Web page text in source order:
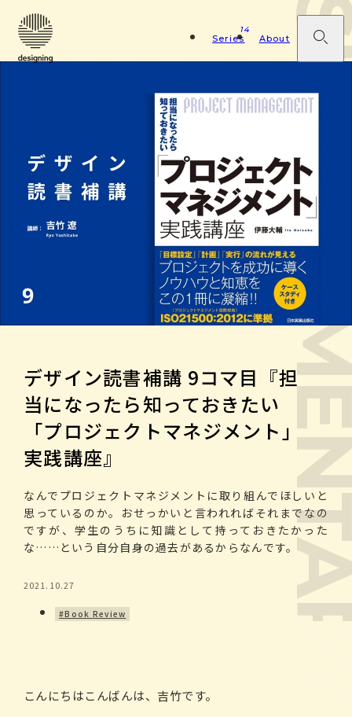
Series
14
About
デザイン読書補講 9コマ目『担
当になったら知っておきたい
「プロジェクトマネジメント」
実践講座』
なんでプロジェクトマネジメントに取り組んでほしいと
思っているのか。おせっかいと言われればそれまでなの
ですが、学生のうちに知識として持っておきたかった
な……という自分自身の過去があるからなんです。
2021.10.27
#Book Review
こんにちはこんばんは、吉竹です。